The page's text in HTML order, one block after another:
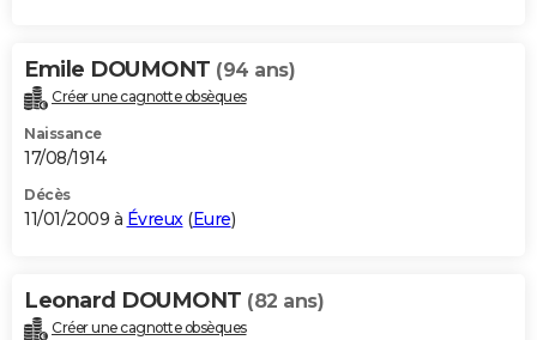
Emile DOUMONT (94 ans)
Créer une cagnotte obsèques
Naissance
17/08/1914
Décès
11/01/2009 à Évreux(Eure)
Leonard DOUMONT (82 ans)
Créer une cagnotte obsèques